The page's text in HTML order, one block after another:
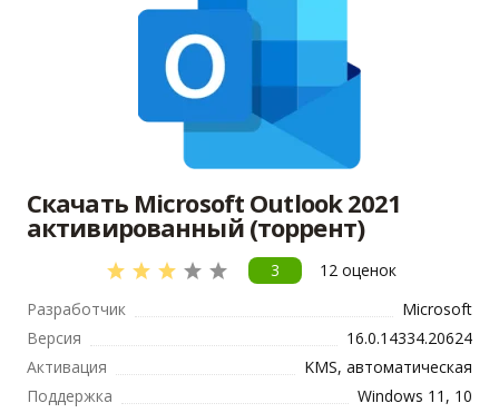
Скачать Microsoft Outlook 2021
активированный (торрент)
3 12 оценок
Разработчик
Microsoft
Версия
16.0.14334.20624
Активация
KMS, автоматическая
Поддержка
Windows 11, 10